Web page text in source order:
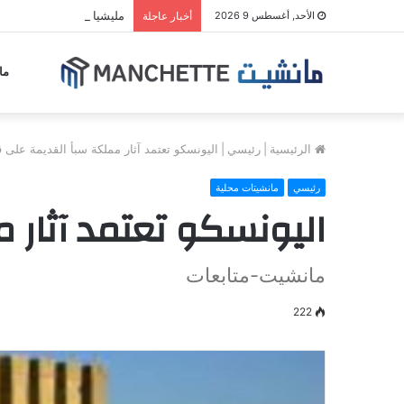
الأحد, أغسطس 9 2026 أخبار عاجلة مليشيا الحوثي تجدد
الرئيسية رئيسي اليونسكو تعتمد آثار مملكة سبأ القديمة على
رئيسي مانشيتات محلية
اليونسكو تعتمد
مانشيت-متابعات
222